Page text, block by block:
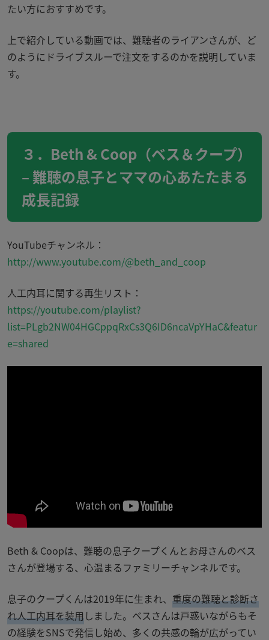
たい方におすすめです。
上で紹介している動画では、難聴者のライアンさんが、ど
のようにドライブスルーで注文をするのかを説明していま
す。
３．Beth & Coop（ベス＆クープ）
– 難聴の息子とママの心あたたまる
成長記録
YouTubeチャンネル：
http://www.youtube.com/@beth_and_coop
人工内耳に関する再生リスト：
https://youtube.com/playlist?
list=PLgb2NW04HGCppqRxCs3Q6ID6ncaVpYHaC&featur
e=shared
Beth & Coopは、難聴の息子クープくんとお母さんのベス
さんが登場する、心温まるファミリーチャンネルです。
息子のクープくんは2019年に生まれ、 重度の難聴と診断さ
れ人工内耳を装用しました。ベスさんは戸惑いながらもそ
の経験をSNSで発信し始め、多くの共感の輪が広がってい